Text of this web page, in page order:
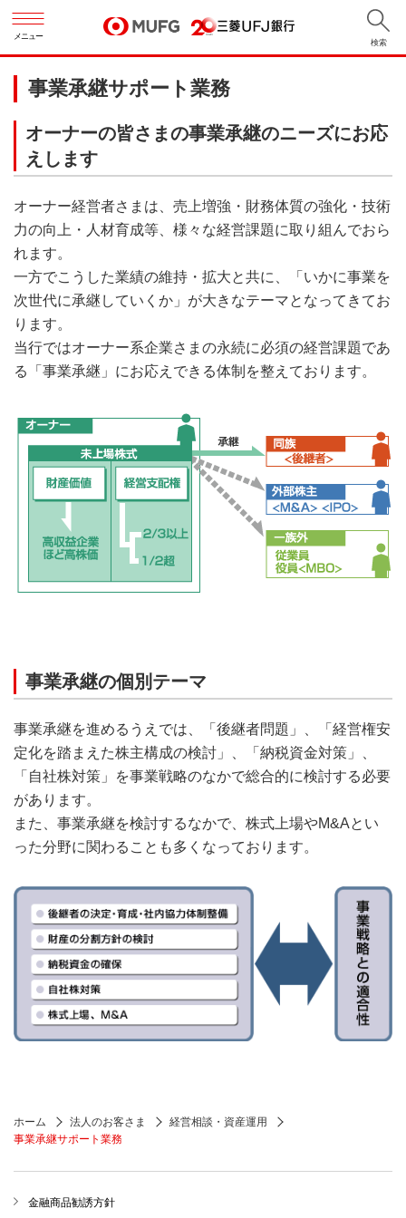
メニュー
検索
事業承継サポート業務
オーナーの皆さまの事業承継のニーズにお応
えします
オーナー経営者さまは、売上増強・財務体質の強化・技術
力の向上・人材育成等、様々な経営課題に取り組んでおら
れます。
一方でこうした業績の維持・拡大と共に、「いかに事業を
次世代に承継していくか」が大きなテーマとなってきてお
ります。
当行ではオーナー系企業さまの永続に必須の経営課題であ
る「事業承継」にお応えできる体制を整えております。
事業承継の個別テーマ
事業承継を進めるうえでは、「後継者問題」、「経営権安
定化を踏まえた株主構成の検討」、「納税資金対策」、
「自社株対策」を事業戦略のなかで総合的に検討する必要
があります。
また、事業承継を検討するなかで、株式上場やM&Aとい
った分野に関わることも多くなっております。
ホーム 法人のお客さま
経営相談・資産運用
事業承継サポート業務
金融商品勧誘方針